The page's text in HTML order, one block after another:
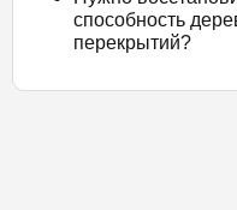
способность
перекрытий?